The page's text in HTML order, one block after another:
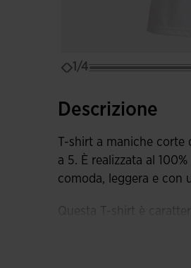
1/4
Descrizione
T-shirt a maniche
a 5. È realizzata al
comoda, leggera e con
Questa T-shirt è